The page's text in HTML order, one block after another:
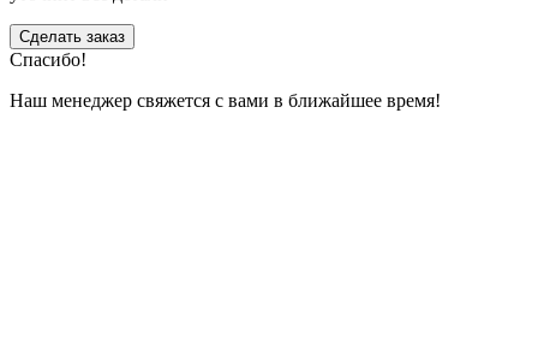
Сделать заказ
Спасибо!
Наш менеджер свяжется с вами в ближайшее время!